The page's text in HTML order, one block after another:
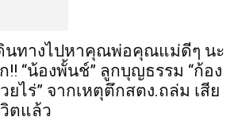
นทางไปหาคุณพ่อคุณแม่ดีๆ นะ
!! “น้องพั้นช์” ลูกบุญธรรม “ก้อง
ยไร่” จากเหตุตึกสตง.ถล่ม เสีย
ตแล้ว